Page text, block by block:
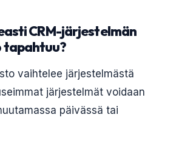
CRM-järjestelmän
vaihtelee järjestelmästä
järjestelmät voidaan
päivässä tai